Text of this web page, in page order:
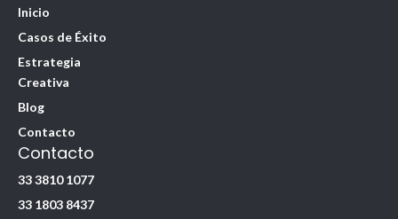
Inicio
Casos de Éxito
Estrategia
Creativa
Blog
Contacto
Contacto
33 3810 1077
33 1803 8437